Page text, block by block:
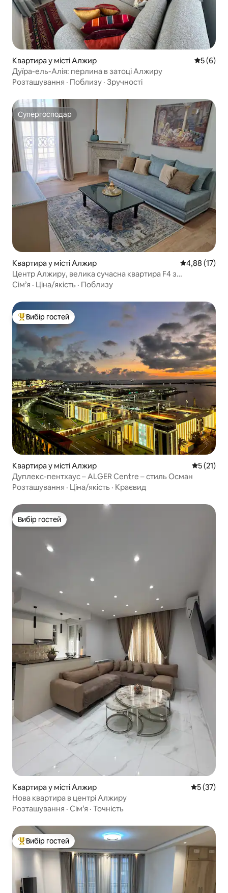
Квартира у місті Алжир Середня
5 (6)
Дуїра-ель-Алія: перлина в затоці Алжиру
Розташування · Поблизу · Зручності
Супергосподар
Супергосподар
Квартира у місті Алжир Середня
4,88 (17)
Центр Алжиру, велика сучасна квартира F4 з
кондиціонером
Сім’я · Ціна/якість · Поблизу
Топ вибір гостей
Вибір гостей
Квартира у місті Алжир Середня
5 (21)
Дуплекс-пентхаус – ALGER Centre – стиль Осман
Розташування · Ціна/якість · Краєвид
Вибір гостей
Вибір гостей
Квартира у місті Алжир Середня
5 (37)
Нова квартира в центрі Алжиру
Розташування · Сім’я · Точність
Топ вибір гостей
Вибір гостей